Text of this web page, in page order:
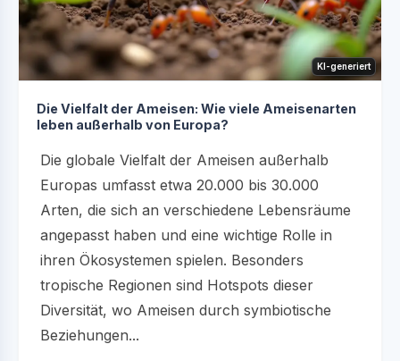
KI-generiert
Die Vielfalt der Ameisen: Wie viele Ameisenarten
leben außerhalb von Europa?
Die globale Vielfalt der Ameisen außerhalb
Europas umfasst etwa 20.000 bis 30.000
Arten, die sich an verschiedene Lebensräume
angepasst haben und eine wichtige Rolle in
ihren Ökosystemen spielen. Besonders
tropische Regionen sind Hotspots dieser
Diversität, wo Ameisen durch symbiotische
Beziehungen...